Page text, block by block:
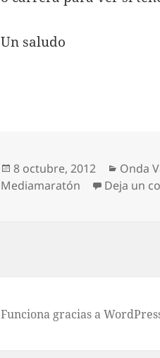
Un saludo
Publicado
el
8 octubre, 2012 Onda
Mediamaratón
Deja un
Funciona gracias a